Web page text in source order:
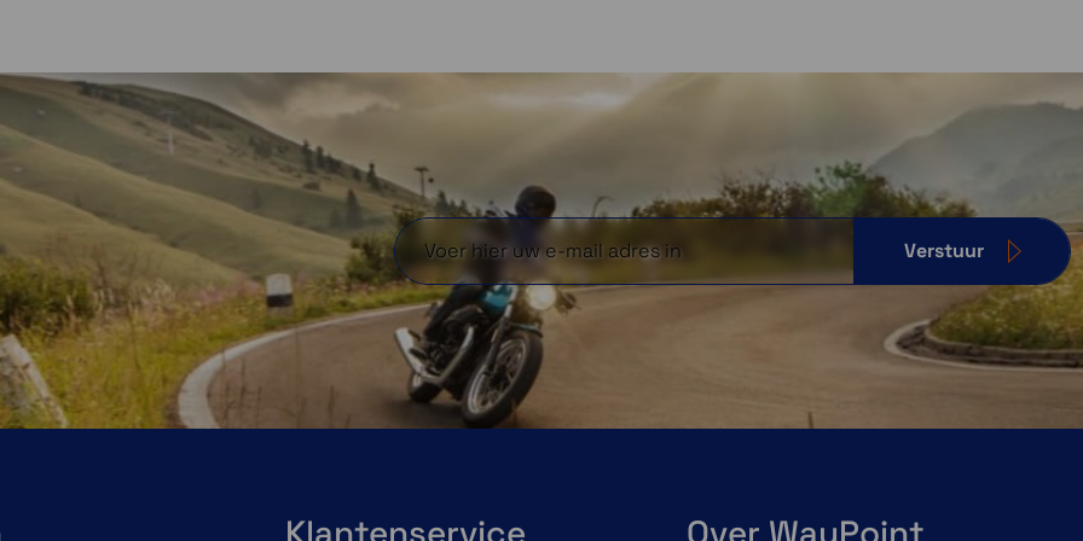
de juiste spanning in
luchtbedden,
USB oplaadbaar en draadloos
DeDonrox C542
luchtcompressor beschikt over een krachtige USB oplaadbare batterij. Daarmee pomp je
banden draadloos vol lucht zonder gebruik van een stopcontact.
Verstuur